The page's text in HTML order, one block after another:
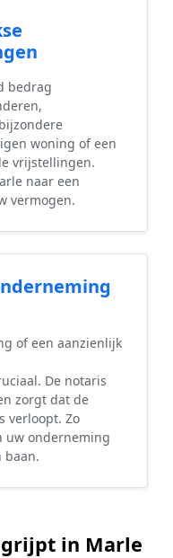
bedrag
woning of een
vrijstellingen.
naar een
vermogen.
of een aanzienlijk
De notaris
zorgt dat de
verloopt. Zo
uw onderneming
baan.
in Marle